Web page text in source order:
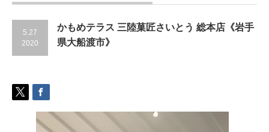
5.27
2020
かもめテラス 三陸菓匠さいとう 総本店《岩手
県大船渡市》